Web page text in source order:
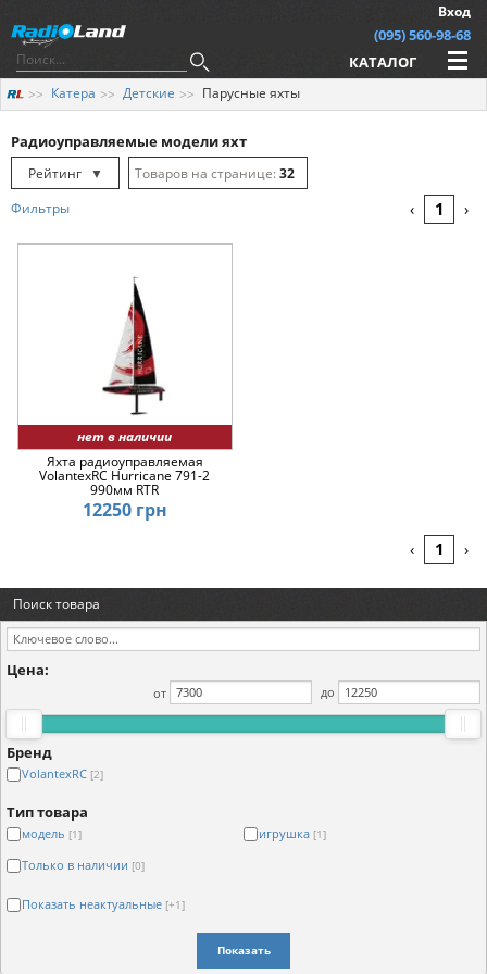
Вход
(095) 560-98-68
КАТАЛОГ
Катера Детские Парусные яхты
Радиоуправляемые модели яхт
Рейтинг
▼
Рейтинг
32
Фильтры ‹ 1 ›
нет в наличии
Яхта радиоуправляемая
VolantexRC Hurricane 791-2
990мм RTR
12250 грн
‹ 1 ›
Поиск товара
Цена:
от до
Бренд
VolantexRC [2]
Тип товара
модель [1] игрушка [1]
Только в наличии [0]
Показать неактуальные [+1]
Показать